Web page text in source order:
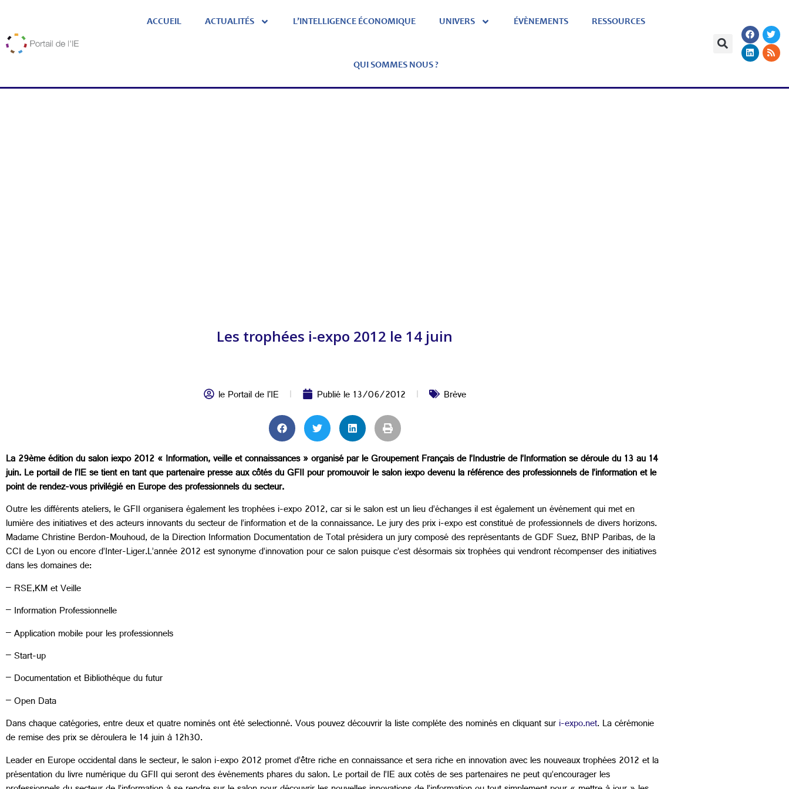
ACCUEIL ACTUALITÉS L’INTELLIGENCE ÉCONOMIQUE UNIVERS ÉVÈNEMENTS RESSOURCES
QUI SOMMES NOUS ?
Les trophées i-expo 2012 le 14 juin
le Portail de l'IE Publié le13/06/2012 Brève
La 29ème édition du salon iexpo 2012 « Information, veille et connaissances » organisé par le Groupement Français de l’Industrie de l’Information se déroule du 13 au 14
juin. Le portail de l’IE se tient en tant que partenaire presse aux côtés du GFII pour promouvoir le salon iexpo devenu la référence des professionnels de l’information et le
point de rendez-vous privilégié en Europe des professionnels du secteur.
Outre les différents ateliers, le GFII organisera également les trophées i-expo 2012, car si le salon est un lieu d’échanges il est également un événement qui met en
lumière des initiatives et des acteurs innovants du secteur de l’information et de la connaissance. Le jury des prix i-expo est constitué de professionnels de divers horizons.
Madame Christine Berdon-Mouhoud, de la Direction Information Documentation de Total présidera un jury composé des représentants de GDF Suez, BNP Paribas, de la
CCI de Lyon ou encore d’Inter-Liger.L’année 2012 est synonyme d’innovation pour ce salon puisque c’est désormais six trophées qui vendront récompenser des initiatives
dans les domaines de:
– RSE,KM et Veille
– Information Professionnelle
– Application mobile pour les professionnels
– Start-up
– Documentation et Bibliothéque du futur
– Open Data
Dans chaque catégories, entre deux et quatre nominés ont été selectionné. Vous pouvez découvrir la liste compléte des nominés en cliquant suri-expo.net. La cérémonie
de remise des prix se déroulera le 14 juin à 12h30.
Leader en Europe occidental dans le secteur, le salon i-expo 2012 promet d’être riche en connaissance et sera riche en innovation avec les nouveaux trophées 2012 et la
présentation du livre numérique du GFII qui seront des événements phares du salon. Le portail de l’IE aux cotés de ses partenaires ne peut qu’encourager les